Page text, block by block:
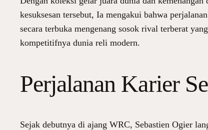
kesuksesan tersebut, Ia mengakui bahwa
secara terbuka mengenang sosok rival terberat
kompetitifnya dunia reli modern.
Perjalanan Karier
Sejak debutnya di ajang WRC, Sebastien Ogier